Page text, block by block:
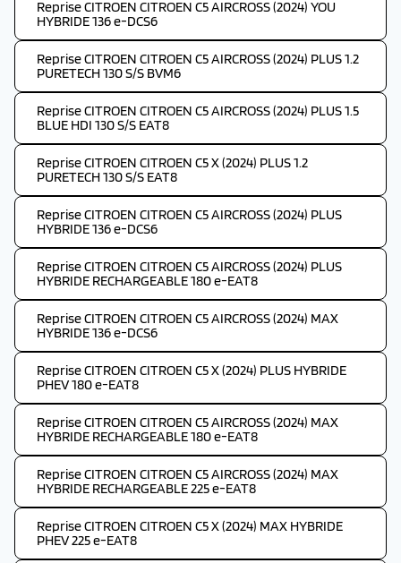
Reprise CITROEN CITROEN C5 AIRCROSS (2024) YOU
HYBRIDE 136 e-DCS6
Reprise CITROEN CITROEN C5 AIRCROSS (2024) PLUS 1.2
PURETECH 130 S/S BVM6
Reprise CITROEN CITROEN C5 AIRCROSS (2024) PLUS 1.5
BLUE HDI 130 S/S EAT8
Reprise CITROEN CITROEN C5 X (2024) PLUS 1.2
PURETECH 130 S/S EAT8
Reprise CITROEN CITROEN C5 AIRCROSS (2024) PLUS
HYBRIDE 136 e-DCS6
Reprise CITROEN CITROEN C5 AIRCROSS (2024) PLUS
HYBRIDE RECHARGEABLE 180 e-EAT8
Reprise CITROEN CITROEN C5 AIRCROSS (2024) MAX
HYBRIDE 136 e-DCS6
Reprise CITROEN CITROEN C5 X (2024) PLUS HYBRIDE
PHEV 180 e-EAT8
Reprise CITROEN CITROEN C5 AIRCROSS (2024) MAX
HYBRIDE RECHARGEABLE 180 e-EAT8
Reprise CITROEN CITROEN C5 AIRCROSS (2024) MAX
HYBRIDE RECHARGEABLE 225 e-EAT8
Reprise CITROEN CITROEN C5 X (2024) MAX HYBRIDE
PHEV 225 e-EAT8